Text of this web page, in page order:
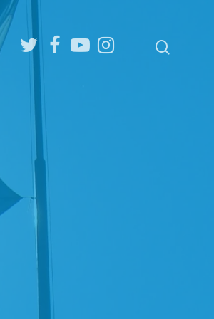
twitter facebookyoutubeinstagram